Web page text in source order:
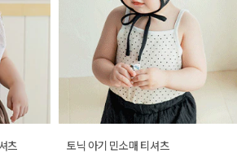
디오 플리츠 아기 점프수트